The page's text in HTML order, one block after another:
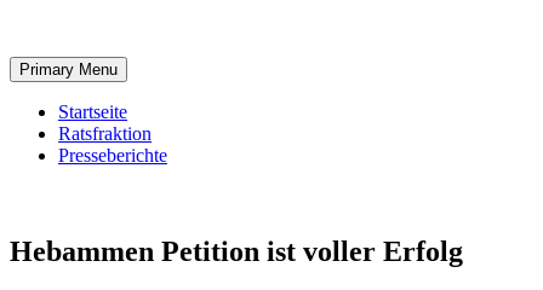
content
Primary Menu
Startseite
Ratsfraktion
Presseberichte
Hebammen Petition ist voller Erfolg